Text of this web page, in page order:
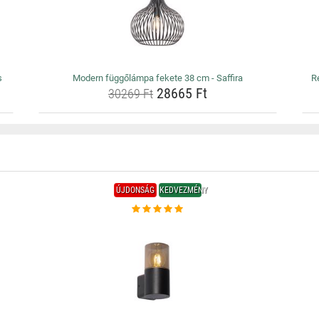
Modern függőlámpa fekete 38 cm - Saffira
30269 Ft28665 Ft
ÚJDONSÁG KEDVEZMÉNY